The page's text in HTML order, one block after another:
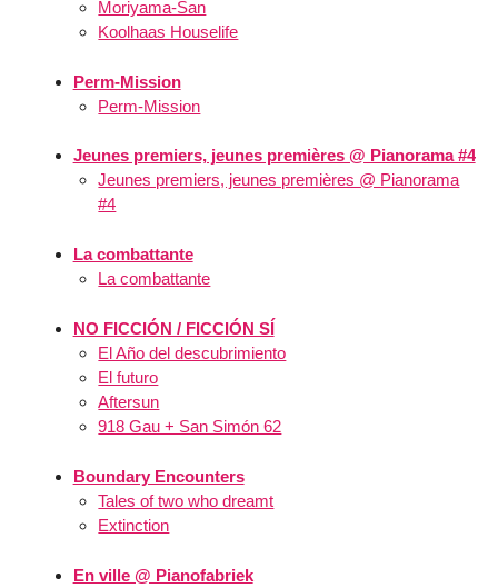
Moriyama-San
Koolhaas Houselife
Perm-Mission
Perm-Mission
Jeunes premiers, jeunes premières @ Pianorama #4
Jeunes premiers, jeunes premières @ Pianorama
#4
La combattante
La combattante
NO FICCIÓN / FICCIÓN SÍ
El Año del descubrimiento
El futuro
Aftersun
918 Gau + San Simón 62
Boundary Encounters
Tales of two who dreamt
Extinction
En ville @ Pianofabriek